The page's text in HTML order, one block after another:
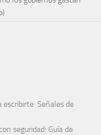
escribirte: Señales de
seguridad: Guía de